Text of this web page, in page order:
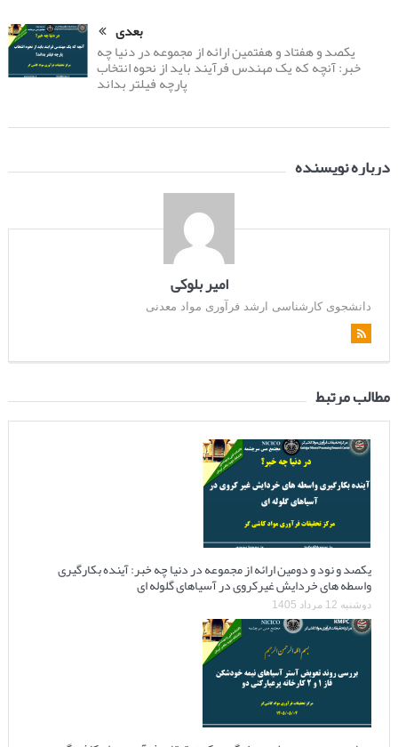
بعدی
یکصد و هفتاد و هفتمین ارائه از مجموعه در دنیا چه
خبر: آنچه که یک مهندس فرآیند باید از نحوه انتخاب
پارچه فیلتر بداند
درباره نویسنده
امیر بلوکی
دانشجوی کارشناسی ارشد فرآوری مواد معدنی
مطالب مرتبط
یکصد و نود و دومین ارائه از مجموعه در دنیا چه خبر: آینده بکارگیری
واسطه های خردایش غیرکروی در آسیاهای گلوله ای
دوشنبه 12 مرداد 1405